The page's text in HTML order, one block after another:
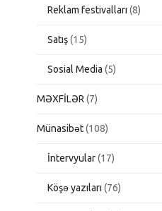
Reklam festivalları (8)
Satış(15)
Sosial Media (5)
MƏXFİLƏR (7)
Münasibət(108)
İntervyular(17)
Köşə yazıları (76)